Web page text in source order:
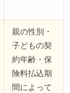
親の性別・
子どもの契
約年齢・保
険料払込期
間によって